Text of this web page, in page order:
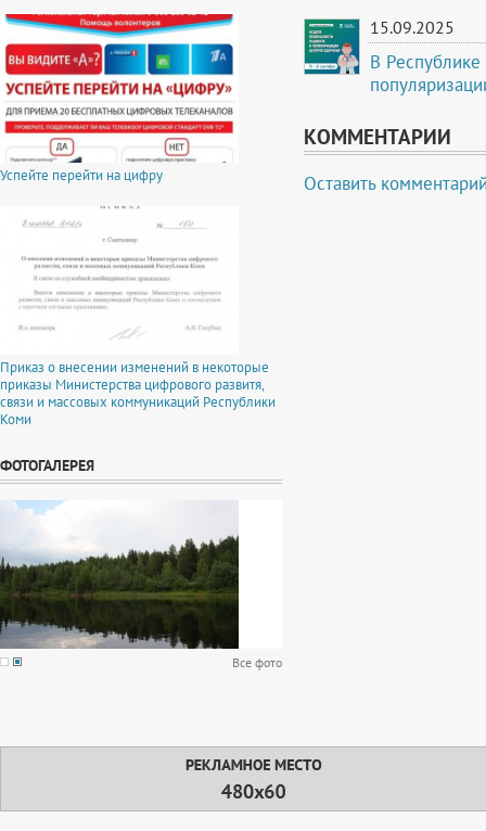
Успейте перейти на цифру
Приказ о внесении изменений в некоторые
приказы Министерства цифрового развитя,
связи и массовых коммуникаций Республики
Коми
ФОТОГАЛЕРЕЯ
Все фото
15.09.2025
В
КОММЕНТАРИИ
Оставить